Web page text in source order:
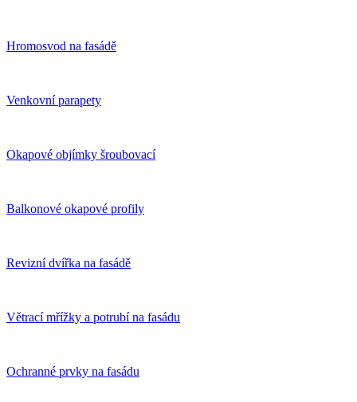
Hromosvod na fasádě
Venkovní parapety
Okapové objímky šroubovací
Balkonové okapové profily
Revizní dvířka na fasádě
Větrací mřížky a potrubí na fasádu
Ochranné prvky na fasádu